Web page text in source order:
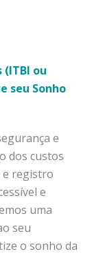
ou
seu Sonho
e
dos custos
e registro
e
uma
seu
o sonho da